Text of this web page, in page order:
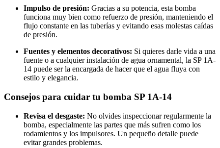
Impulso de presión: Gracias a su potencia, esta bomba
funciona muy bien como refuerzo de presión, manteniendo el
flujo constante en las tuberías y evitando esas molestas caídas
de presión.
Fuentes y elementos decorativos: Si quieres darle vida a una
fuente o a cualquier instalación de agua ornamental, la SP 1A-
14 puede ser la encargada de hacer que el agua fluya con
estilo y elegancia.
Consejos para cuidar tu bomba SP 1A-14
Revisa el desgaste: No olvides inspeccionar regularmente la
bomba, especialmente las partes que más sufren como los
rodamientos y los impulsores. Un pequeño detalle puede
evitar grandes problemas.